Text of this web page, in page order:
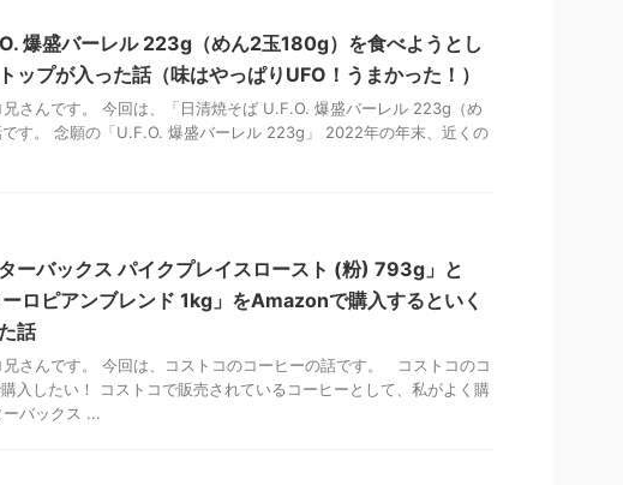
爆盛バーレル 223g（めん2玉180g）を食べようとし
ップが入った話（味はやっぱりUFO！うまかった！）
兄さんです。 今回は、「日清焼そば U.F.O. 爆盛バーレル 223g（め
す。 念願の「U.F.O. 爆盛バーレル 223g」 2022年の年末、近くの
ーバックス パイクプレイスロースト (粉) 793g」と
ーロピアンブレンド 1kg」をAmazonで購入するといく
話
兄さんです。 今回は、コストコのコーヒーの話です。 コストコのコ
入したい！ コストコで販売されているコーヒーとして、私がよく購
ーバックス ...